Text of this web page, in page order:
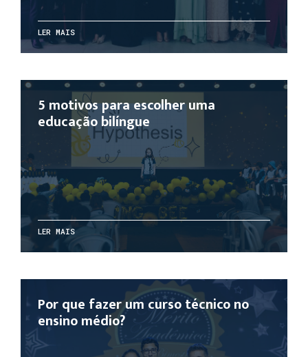
LER MAIS
5 motivos para escolher uma
educação bilíngue
LER MAIS
Por que fazer um curso técnico no
ensino médio?